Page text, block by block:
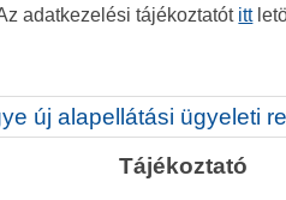
adatkezelési tájékoztatót itt
új alapellátási ügyeleti
Tájékoztató